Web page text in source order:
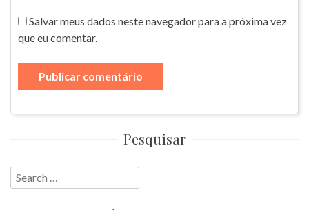
Salvar meus dados neste navegador para a próxima vez
que eu comentar.
Pesquisar
Search
for: